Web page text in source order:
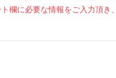
欄に必要な情報をご入力頂き